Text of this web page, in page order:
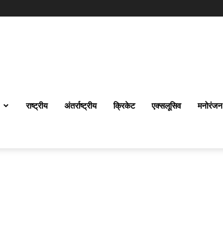
राष्ट्रीय अंतर्राष्‍ट्रीय क्रिकेट एक्सलूसिव मनोरंजन